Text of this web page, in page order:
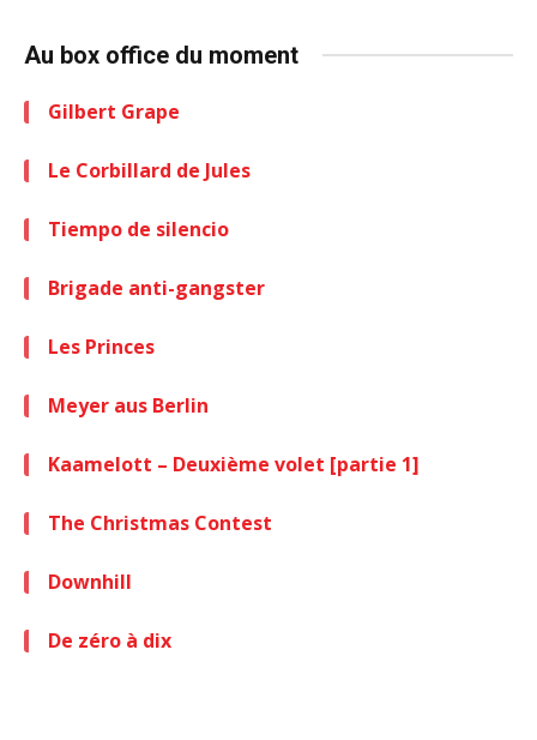
Au box office du moment
Gilbert Grape
Le Corbillard de Jules
Tiempo de silencio
Brigade anti-gangster
Les Princes
Meyer aus Berlin
Kaamelott – Deuxième volet [partie 1]
The Christmas Contest
Downhill
De zéro à dix